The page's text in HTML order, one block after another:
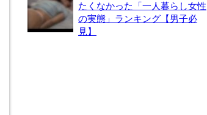
たくなかった「一人暮らし女性
の実態」ランキング【男子必
見】